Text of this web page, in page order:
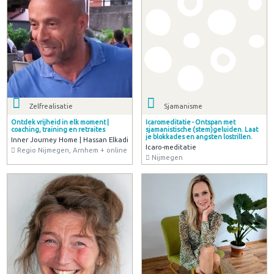
Zelfrealisatie
Ontdek vrijheid in elk moment |
coaching, training en retraites
Inner Journey Home | Hassan Elkadi
Regio Nijmegen, Arnhem + online
Sjamanisme
Icaromeditatie - Ontspan met
sjamanistische (stem)geluiden. Laat
je blokkades en angsten lostrillen.
Icaro-meditatie
Nijmegen